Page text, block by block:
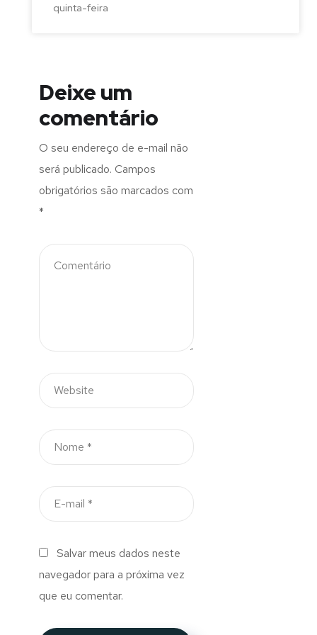
quinta-feira
Deixe um
comentário
O seu endereço de e-mail não
será publicado. Campos
obrigatórios são marcados com
*
Salvar meus dados neste
navegador para a próxima vez
que eu comentar.